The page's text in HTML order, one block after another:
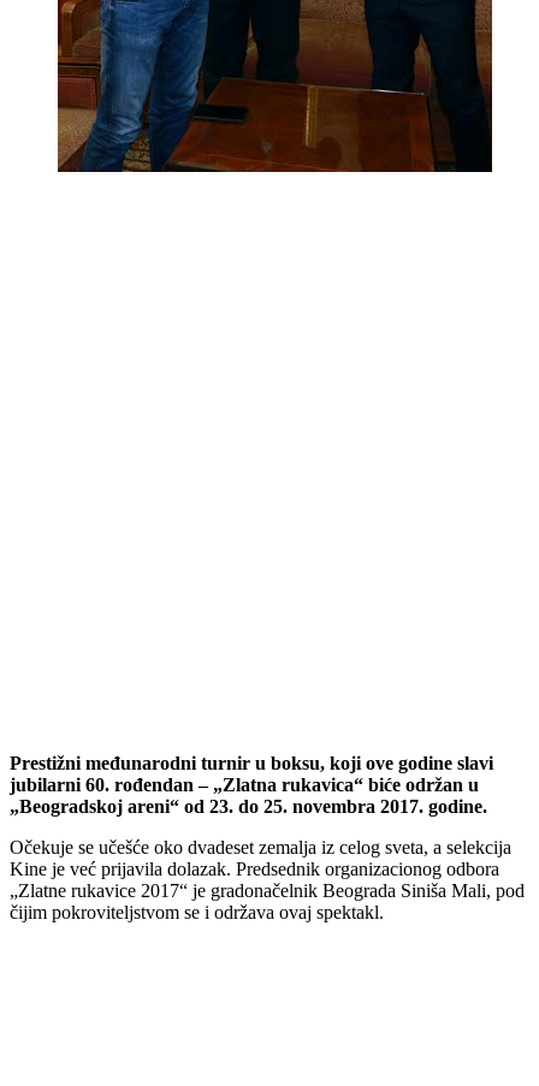
Prestižni međunarodni turnir u boksu, koji ove godine slavi
jubilarni 60. rođendan – „Zlatna rukavica“ biće održan u
„Beogradskoj areni“ od 23. do 25. novembra 2017. godine.
Očekuje se učešće oko dvadeset zemalja iz celog sveta, a selekcija
Kine je već prijavila dolazak. Predsednik organizacionog odbora
„Zlatne rukavice 2017“ je gradonačelnik Beograda Siniša Mali, pod
čijim pokroviteljstvom se i održava ovaj spektakl.